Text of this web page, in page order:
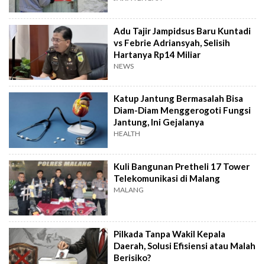
Adu Tajir Jampidsus Baru Kuntadi
vs Febrie Adriansyah, Selisih
Hartanya Rp14 Miliar
NEWS
Katup Jantung Bermasalah Bisa
Diam-Diam Menggerogoti Fungsi
Jantung, Ini Gejalanya
HEALTH
Kuli Bangunan Pretheli 17 Tower
Telekomunikasi di Malang
MALANG
Pilkada Tanpa Wakil Kepala
Daerah, Solusi Efisiensi atau Malah
Berisiko?